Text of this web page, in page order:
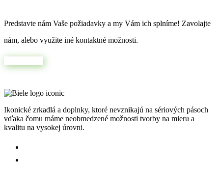
Predstavte nám Vaše požiadavky a my Vám ich splníme! Zavolajte
nám, alebo využite iné kontaktné možnosti.
Ikonické zrkadlá a doplnky, ktoré nevznikajú na sériových pásoch
vďaka čomu máme neobmedzené možnosti tvorby na mieru a
kvalitu na vysokej úrovni.